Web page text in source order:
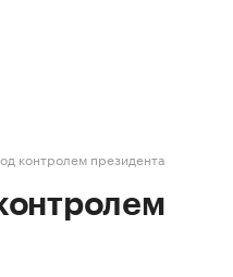
контролем президента